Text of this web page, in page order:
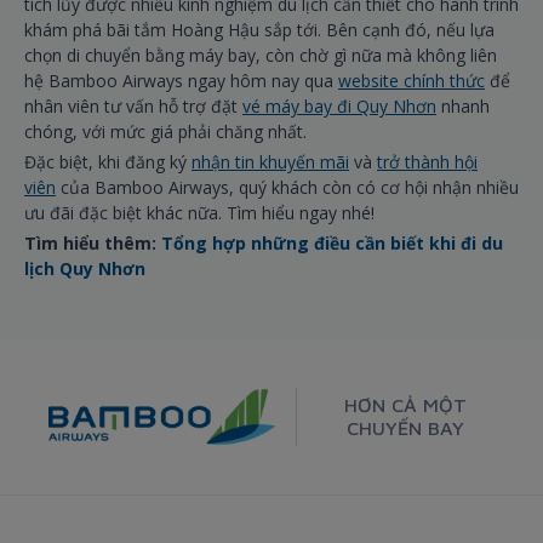
khám phá bãi tắm Hoàng Hậu sắp tới. Bên cạnh đó, nếu lựa
chọn di chuyển bằng máy bay, còn chờ gì nữa mà không liên
hệ Bamboo Airways ngay hôm nay qua website chính thức để
nhân viên tư vấn hỗ trợ đặt vé máy bay đi Quy Nhơn nhanh
chóng, với mức giá phải chăng nhất.
Đặc biệt, khi đăng ký nhận tin khuyến mãi và trở thành hội
viên của Bamboo Airways, quý khách còn có cơ hội nhận nhiều
ưu đãi đặc biệt khác nữa. Tìm hiểu ngay nhé!
Tìm hiểu thêm: Tổng hợp những điều cần biết khi đi du
lịch Quy Nhơn
HƠN CẢ MỘT
CHUYẾN BAY